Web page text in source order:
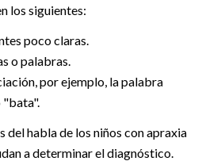
los siguientes:
poco claras.
o palabras.
por ejemplo, la palabra
"bata".
del habla de los niños con apraxia
a determinar el diagnóstico.